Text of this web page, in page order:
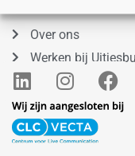
Over ons
Werken bij
L
i
n
k
I
n
s
t
F
a